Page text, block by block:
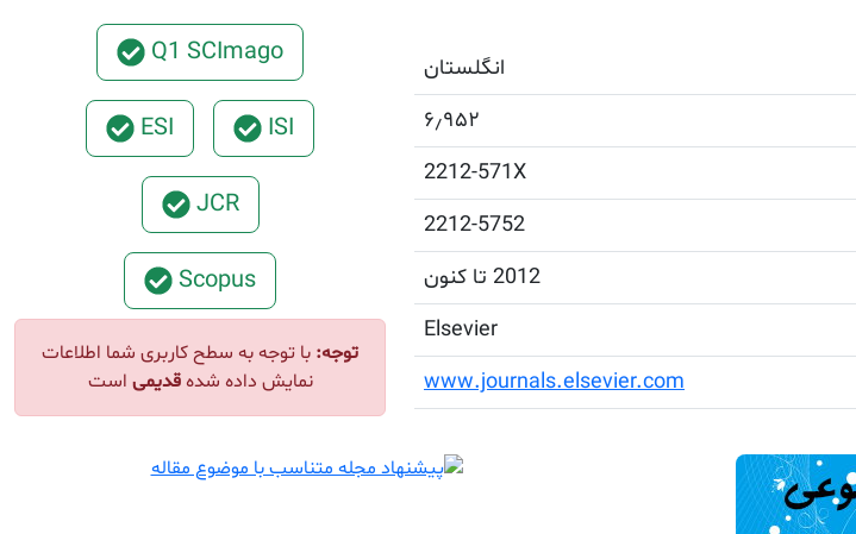
انگلستان
۶٫۹۵۲
2212-571X
2212-5752
2012 تا کنون
Elsevier
www.journals.elsevier.com
Q1 SCImago
ISI
ESI
JCR
Scopus
توجه: با توجه به سطح کاربری شما اطلاعات
نمایش داده شدهقدیمی است